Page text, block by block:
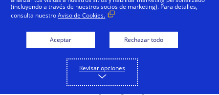
NOTA DE PRENSA
Por qué invertir en
mujeres propietarias de
microempresas y
pequeñas empresas
(incluyendo a través de nuestros socios de marketing). Para detalles,
consulta nuestroAviso de Cookies.
Aceptar Rechazar todo
Revisar opciones